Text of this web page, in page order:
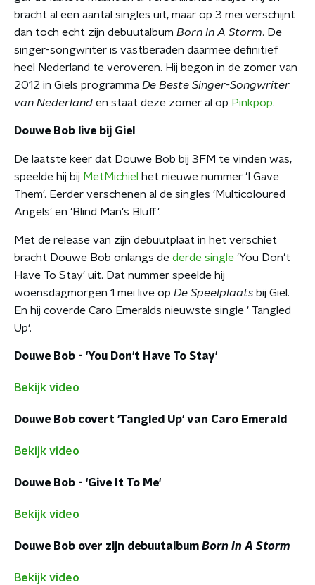
bracht al een aantal singles uit, maar op 3 mei verschijnt
dan toch echt zijn debuutalbum Born In A Storm. De
singer-songwriter is vastberaden daarmee definitief
heel Nederland te veroveren. Hij begon in de zomer van
2012 in Giels programma De Beste Singer-Songwriter
van Nederland en staat deze zomer al op Pinkpop.
Douwe Bob live bij Giel
De laatste keer dat Douwe Bob bij 3FM te vinden was,
speelde hij bij MetMichiel het nieuwe nummer 'I Gave
Them'. Eerder verschenen al de singles 'Multicoloured
Angels' en 'Blind Man's Bluff'.
Met de release van zijn debuutplaat in het verschiet
bracht Douwe Bob onlangs de derde single 'You Don't
Have To Stay' uit. Dat nummer speelde hij
woensdagmorgen 1 mei live op De Speelplaats bij Giel.
En hij coverde Caro Emeralds nieuwste single ' Tangled
Up'.
Douwe Bob - 'You Don't Have To Stay'
Bekijk video
Douwe Bob covert 'Tangled Up' van Caro Emerald
Bekijk video
Douwe Bob - 'Give It To Me'
Bekijk video
Douwe Bob over zijn debuutalbum Born In A Storm
Bekijk video